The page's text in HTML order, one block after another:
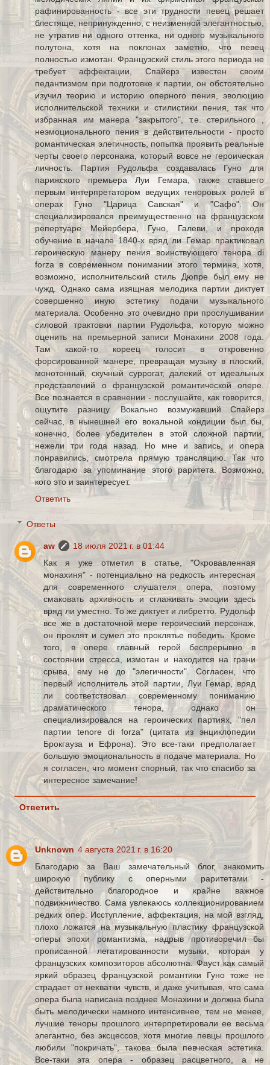
рафинированность - все эти трудности певец решает
блестяще, непринужденно, с неизменной элегантностью,
не утратив ни одного оттенка, ни одного музыкального
полутона, хотя на поклонах заметно, что певец
полностью измотан. Французский стиль этого периода не
требует аффектации, Спайерз известен своим
педантизмом при подготовке к партии, он обстоятельно
изучил теорию и историю оперного пения, эволюцию
исполнительской техники и стилистики пения, так что
избранная им манера "закрытого", т.е. стерильного ,
неэмоционального пения в действительности - просто
романтическая элегичность, попытка проявить реальные
черты своего персонажа, который вовсе не героическая
личность. Партия Рудольфа создавалась Гуно для
парижского премьера Луи Гемара, также ставшего
первым интерпретатором ведущих теноровых ролей в
операх Гуно "Царица Савская" и "Сафо". Он
специализировался преимущественно на французском
репертуаре Мейербера, Гуно, Галеви, и проходя
обучение в начале 1840-х вряд ли Гемар практиковал
героическую манеру пения воинствующего тенора di
forza в современном понимании этого термина, хотя,
возможно, исполнительский стиль Дюпре был ему не
чужд. Однако сама изящная мелодика партии диктует
совершенно иную эстетику подачи музыкального
материала. Особенно это очевидно при прослушивании
силовой трактовки партии Рудольфа, которую можно
оценить на премьерной записи Монахини 2008 года.
Там какой-то кореец голосит в откровенно
форсированной манере, превращая музыку в плоский,
монотонный, скучный суррогат, далекий от идеальных
представлений о французской романтической опере.
Все познается в сравнении - послушайте, как говорится,
ощутите разницу. Вокально возмужавший Спайерз
сейчас, в нынешней его вокальной кондиции был бы,
конечно, более убедителен в этой сложной партии,
нежели три года назад. Но мне и запись, и опера
понравились, смотрела прямую трансляцию. Так что
благодарю за упоминание этого раритета. Возможно,
кого это и заинтересует.
Ответить
Ответы
aw
18 июля 2021 г. в 01:44
Как я уже отметил в статье, "Окровавленная
монахиня" - потенциально на редкость интересная
для современного слушателя опера, поэтому
смаковать архивность и сглаживать эмоции здесь
вряд ли уместно. То же диктует и либретто. Рудольф
все же в достаточной мере героический персонаж,
он проклят и сумел это проклятье победить. Кроме
того, в опере главный герой беспрерывно в
состоянии стресса, измотан и находится на грани
срыва, ему не до "элегичности". Согласен, что
первый исполнитель этой партии, Луи Гемар, вряд
ли соответствовал современному пониманию
драматического тенора, однако он
специализировался на героических партиях, "пел
партии tenore di forza" (цитата из энциклопедии
Брокгауза и Ефрона). Это все-таки предполагает
большую эмоциональность в подаче материала. Но
я согласен, что момент спорный, так что спасибо за
интересное замечание!
Ответить
Unknown 4 августа 2021 г. в 16:20
Благодарю за Ваш замечательный блог, знакомить
широкую публику с оперными раритетами -
действительно благородное и крайне важное
подвижничество. Сама увлекаюсь коллекционированием
редких опер. Исступление, аффектация, на мой взгляд,
плохо ложатся на музыкальную пластику французской
оперы эпохи романтизма, надрыв противоречил бы
прописанной легатированности музыки, которая у
французских композиторов абсолютна. Фауст как самый
яркий образец французской романтики Гуно тоже не
страдает от нехватки чувств, и даже учитывая, что сама
опера была написана позднее Монахини и должна была
быть мелодически намного интенсивнее, тем не менее,
лучшие теноры прошлого интерпретировали ее весьма
элегантно, без эксцессов, хотя многие певцы прошлого
любили "покричать", такова была певческая эстетика.
Все-таки эта опера - образец расцветного, а не